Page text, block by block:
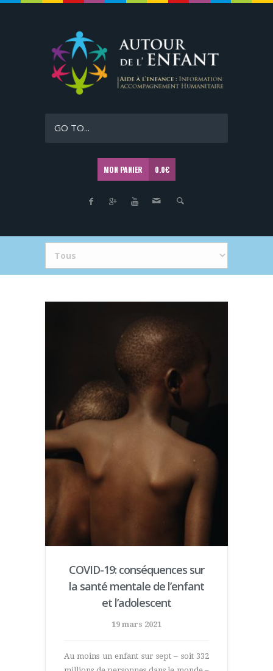
GO TO...
MON PANIER 0.0€
COVID-19: conséquences sur
la santé mentale de l’enfant
et l’adolescent
19 mars 2021
Au moins un enfant sur sept – soit 332